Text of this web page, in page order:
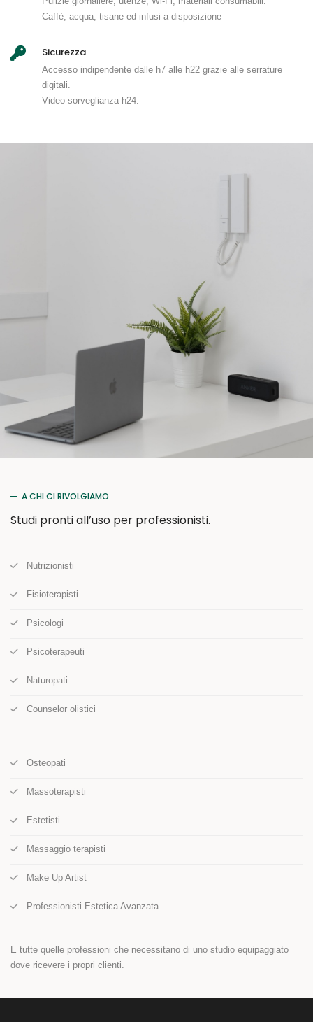
Caffè, acqua, tisane ed infusi a disposizione
Sicurezza
Accesso indipendente dalle h7 alle h22 grazie alle serrature
digitali.
Video-sorveglianza h24.
A CHI CI RIVOLGIAMO
Studi pronti all’uso per professionisti.
Nutrizionisti
Fisioterapisti
Psicologi
Psicoterapeuti
Naturopati
Counselor olistici
Osteopati
Massoterapisti
Estetisti
Massaggio terapisti
Make Up Artist
Professionisti Estetica Avanzata
E tutte quelle professioni che necessitano di uno studio equipaggiato
dove ricevere i propri clienti.